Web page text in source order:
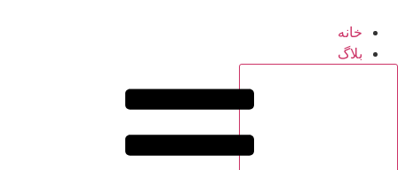
خانه
بلاگ